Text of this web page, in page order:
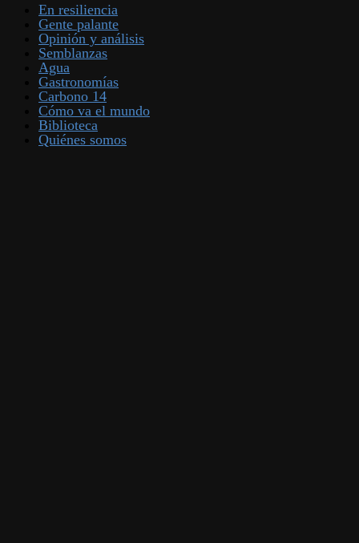
En resiliencia
Gente palante
Opinión y análisis
Semblanzas
Agua
Gastronomías
Carbono 14
Cómo va el mundo
Biblioteca
Quiénes somos